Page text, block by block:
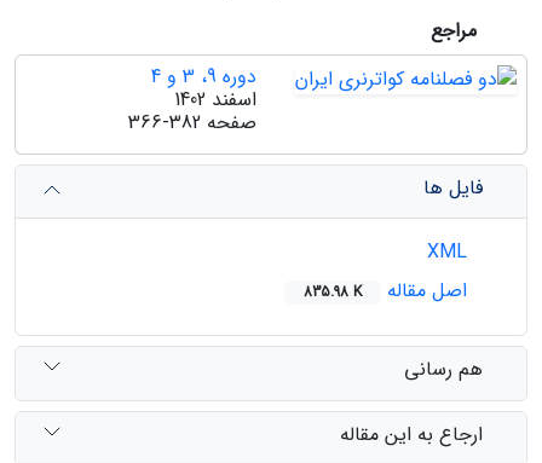
مراجع
دوره 9، 3 و 4
اسفند 1402
صفحه 366-382
فایل ها
اصل مقاله
835.98 K
هم رسانی
ارجاع به این مقاله